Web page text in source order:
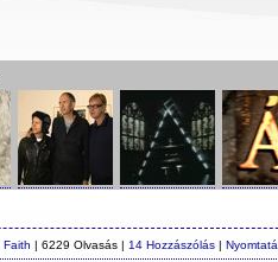
Faith | 6229 Olvasás | 14 Hozzászólás |